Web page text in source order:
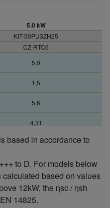
5.0 kW
KIT-50PU3ZH25
CZ-RTC6
5,0
1,5
5,6
4,31
6,25
8,2 A++
5,0
1,16
based in accordance to
to D. For models below
based on values
12kW, the ηsc / ηsh
14825.